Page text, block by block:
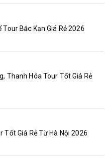
Tour Bắc Kạn Giá Rẻ 2026
Thanh Hóa Tour Tốt Giá Rẻ
Tốt Giá Rẻ Từ Hà Nội 2026